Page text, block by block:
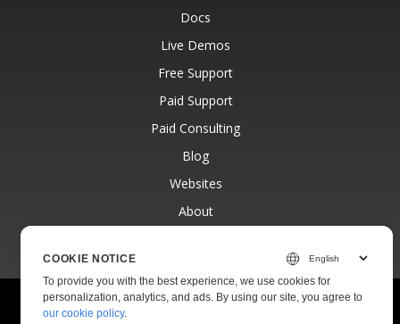
Docs
Live Demos
Free Support
Paid Support
Paid Consulting
Blog
Websites
About
© Aspose Pty Ltd 2001-2026.All Rights Reserved.
Privacy Policy
COOKIE NOTICE
To provide you with the best experience, we use cookies for
personalization, analytics, and ads. By using our site, you agree to
our cookie policy.